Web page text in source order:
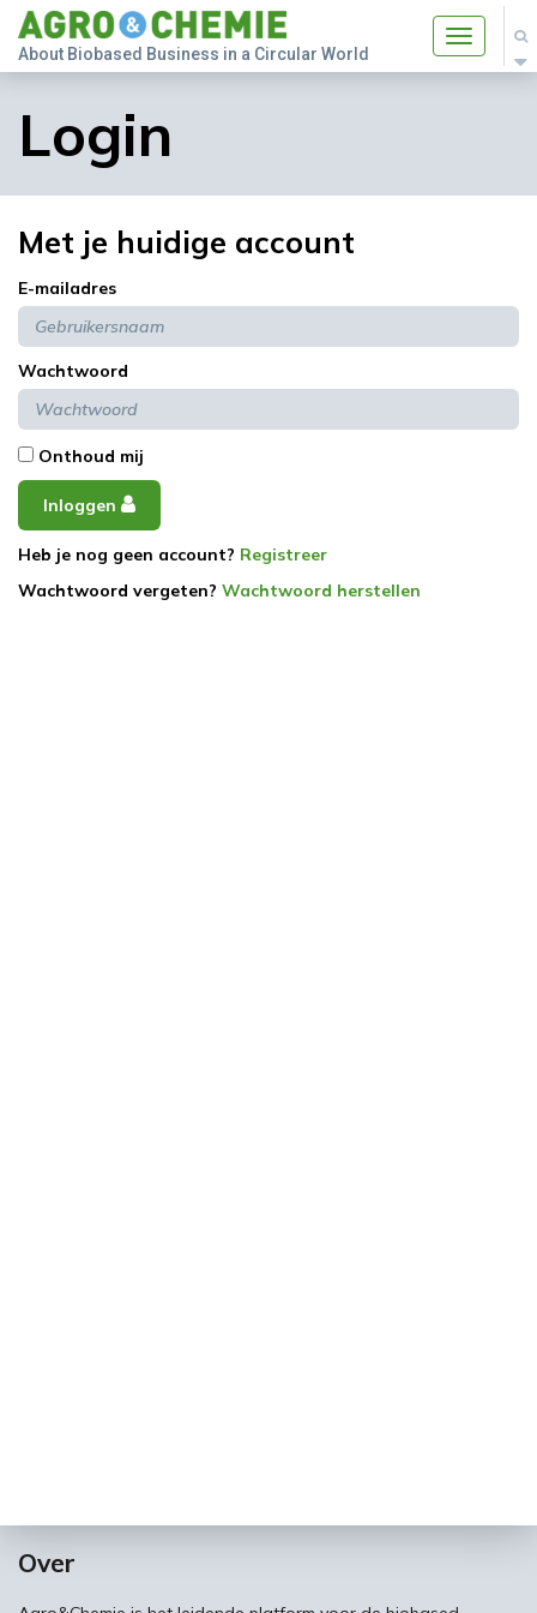
Toggle
About Biobased Business in a Circular World
Login
Met je huidige account
E-mailadres
Wachtwoord
Onthoud mij
Inloggen
Heb je nog geen account? Registreer
Wachtwoord vergeten? Wachtwoord herstellen
Over